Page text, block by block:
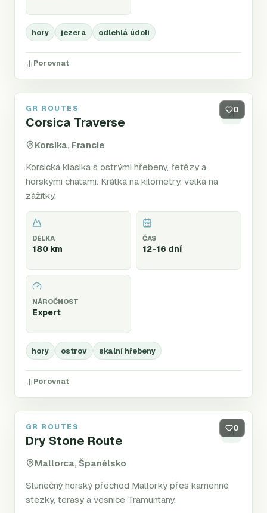
hory jezera odlehlá údolí
Porovnat
GR20 0
GR ROUTES
Corsica Traverse
Korsika, Francie
Korsická klasika s ostrými hřebeny, řetězy a
horskými chatami. Krátká na kilometry, velká na
zážitky.
DÉLKA
180 km
ČAS
12-16 dní
NÁROČNOST
Expert
hory ostrov skalní hřebeny
Porovnat
GR221 0
GR ROUTES
Dry Stone Route
Mallorca, Španělsko
Slunečný horský přechod Mallorky přes kamenné
stezky, terasy a vesnice Tramuntany.